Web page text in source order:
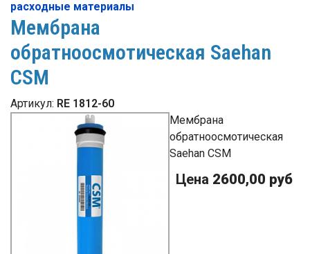
расходные материалы
Мембрана
обратноосмотическая Saehan
CSM
Артикул: RE 1812-60
Мембрана
обратноосмотическая
Saehan CSM
Цена 2600,00 руб